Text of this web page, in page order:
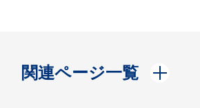
関連ページ一覧
開く